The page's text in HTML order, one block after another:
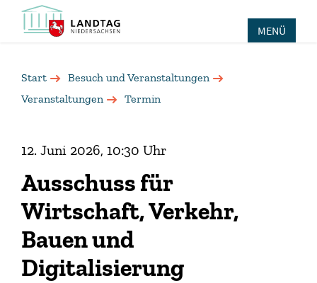
MENÜ
Start
Besuch und Veranstaltungen
Veranstaltungen
Termin
12. Juni 2026, 10:30 Uhr
Ausschuss für
Wirtschaft, Verkehr,
Bauen und
Digitalisierung